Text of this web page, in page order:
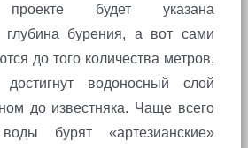
будет указана
глубина бурения, а вот сами
до того количества метров,
водоносный слой
до известняка. Чаще всего
бурят «артезианские»